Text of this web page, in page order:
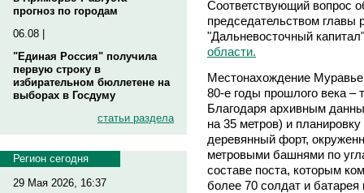
прогноз по городам
06.08 |
"Единая Россия" получила
первую строку в
избирательном бюллетене на
выборах в Госдуму
статьи раздела
Регион сегодня
29 Мая 2026, 16:37
Соответствующий вопрос
председательством главы
"Дальневосточный
области.
Местонахождение
80-е годы прошлого века –
Благодаря архивным
на 35 метров) и
деревянный форт,
метровыми башнями по
составе поста, которым
более 70 солдат и батарея